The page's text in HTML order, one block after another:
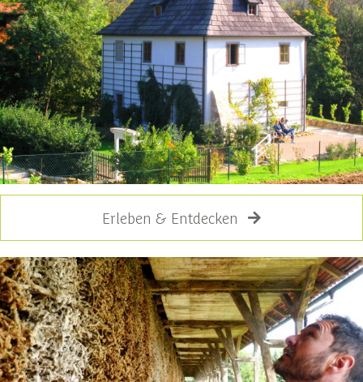
Erleben & Entdecken